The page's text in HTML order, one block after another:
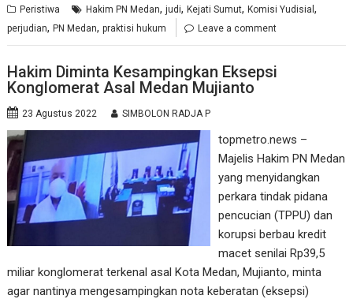
Peristiwa Hakim PN Medan,judi,Kejati Sumut,Komisi Yudisial,
perjudian,PN Medan,praktisi hukum Leave a comment
Hakim Diminta Kesampingkan Eksepsi
Konglomerat Asal Medan Mujianto
23 Agustus 2022 SIMBOLON RADJA P
topmetro.news –
Majelis Hakim PN Medan
yang menyidangkan
perkara tindak pidana
pencucian (TPPU) dan
korupsi berbau kredit
macet senilai Rp39,5
miliar konglomerat terkenal asal Kota Medan, Mujianto, minta
agar nantinya mengesampingkan nota keberatan (eksepsi)